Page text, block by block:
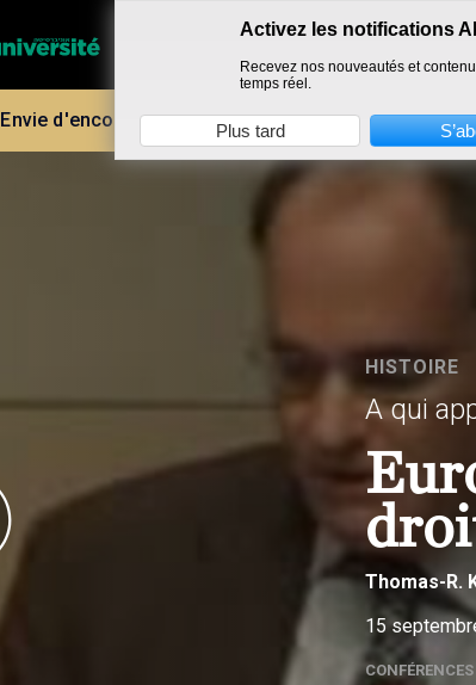
Envie d'encore plus d'AKADEM ? Découvrez les
HISTOIRE
A qui
Thomas-R.
15
CONFÉRENCES
Activez les notifications
Recevez nos nouveautés et
temps réel.
Plus tard